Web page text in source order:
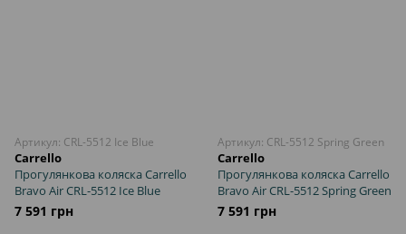
Артикул: CRL-5512 Ice Blue
Carrello
Прогулянкова коляска Carrello
Bravo Air CRL-5512 Ice Blue
7 591 грн
Артикул: CRL-5512 Spring Green
Carrello
Прогулянкова коляска Carrello
Bravo Air CRL-5512 Spring Green
7 591 грн